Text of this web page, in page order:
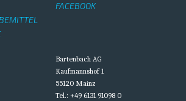
FACEBOOK
Bartenbach AG
Kaufmannshof 1
55120 Mainz
Tel.: +49 6131 91098 0